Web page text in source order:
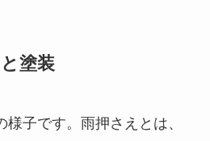
塗装
子です。雨押さえとは、